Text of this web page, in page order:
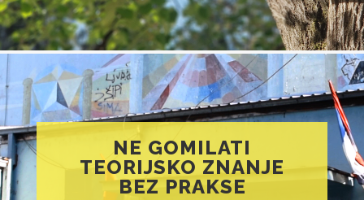
NE GOMILATI
TEORIJSKO ZNANJE
BEZ PRAKSE